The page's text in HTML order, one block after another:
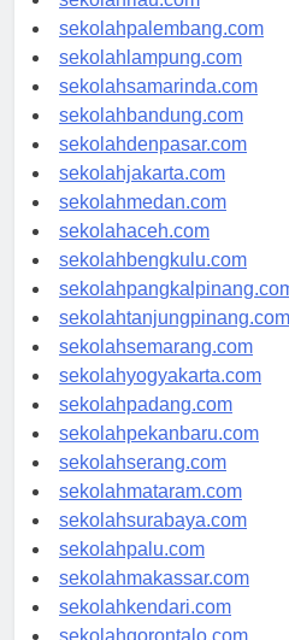
sekolahriau.com
sekolahpalembang.com
sekolahlampung.com
sekolahsamarinda.com
sekolahbandung.com
sekolahdenpasar.com
sekolahjakarta.com
sekolahmedan.com
sekolahaceh.com
sekolahbengkulu.com
sekolahpangkalpinang.com
sekolahtanjungpinang.com
sekolahsemarang.com
sekolahyogyakarta.com
sekolahpadang.com
sekolahpekanbaru.com
sekolahserang.com
sekolahmataram.com
sekolahsurabaya.com
sekolahpalu.com
sekolahmakassar.com
sekolahkendari.com